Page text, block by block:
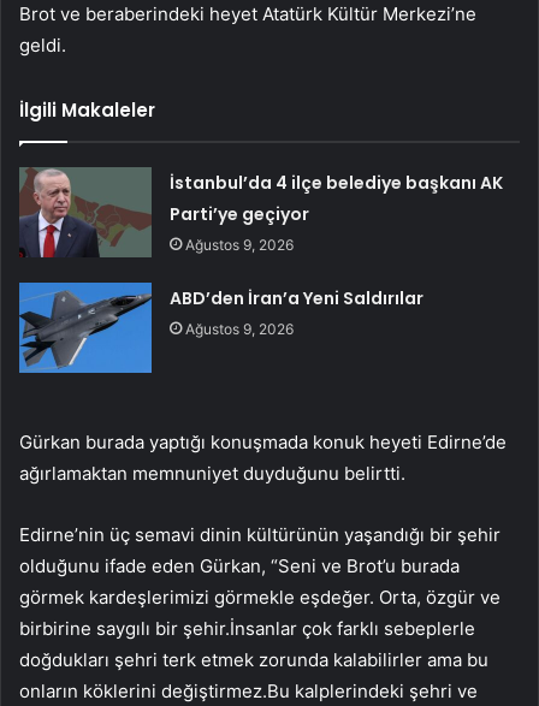
Brot ve beraberindeki heyet Atatürk Kültür Merkezi’ne
geldi.
İlgili Makaleler
İstanbul’da 4 ilçe belediye başkanı AK
Parti’ye geçiyor
Ağustos 9, 2026
ABD’den İran’a Yeni Saldırılar
Ağustos 9, 2026
Gürkan burada yaptığı konuşmada konuk heyeti Edirne’de
ağırlamaktan memnuniyet duyduğunu belirtti.
Edirne’nin üç semavi dinin kültürünün yaşandığı bir şehir
olduğunu ifade eden Gürkan, “Seni ve Brot’u burada
görmek kardeşlerimizi görmekle eşdeğer. Orta, özgür ve
birbirine saygılı bir şehir.İnsanlar çok farklı sebeplerle
doğdukları şehri terk etmek zorunda kalabilirler ama bu
onların köklerini değiştirmez.Bu kalplerindeki şehri ve